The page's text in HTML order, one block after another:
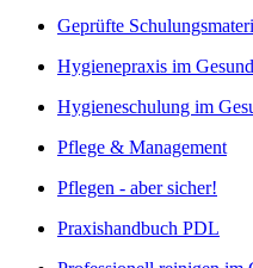
Geprüfte
Hygienepraxis im
Hygieneschulung im
Pflege & Management
Pflegen - aber sicher!
Praxishandbuch PDL